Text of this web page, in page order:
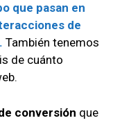
que pasan en
de
También tenemos
de cuánto
conversión que